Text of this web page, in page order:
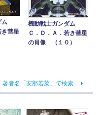
ム
き彗星
機動戦士ガンダム
Ｃ．Ｄ．Ａ．若き彗星
の肖像 （１０）
著者名「安部若菜」で検索